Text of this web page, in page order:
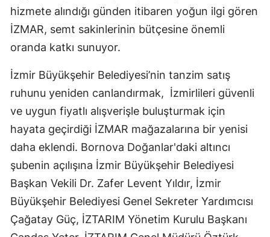
hizmete alındığı günden itibaren yoğun ilgi gören
İZMAR, semt sakinlerinin bütçesine önemli
oranda katkı sunuyor.
İzmir Büyükşehir Belediyesi’nin tanzim satış
ruhunu yeniden canlandırmak, İzmirlileri güvenli
ve uygun fiyatlı alışverişle buluşturmak için
hayata geçirdiği İZMAR mağazalarına bir yenisi
daha eklendi. Bornova Doğanlar'daki altıncı
şubenin açılışına İzmir Büyükşehir Belediyesi
Başkan Vekili Dr. Zafer Levent Yıldır, İzmir
Büyükşehir Belediyesi Genel Sekreter Yardımcısı
Çağatay Güç, İZTARIM Yönetim Kurulu Başkanı